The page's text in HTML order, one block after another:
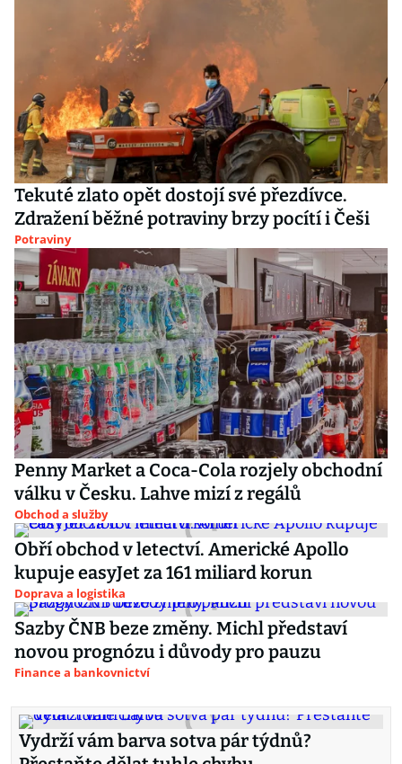
Tekuté zlato opět dostojí své přezdívce.
Zdražení běžné potraviny brzy pocítí i Češi
Potraviny
Penny Market a Coca-Cola rozjely obchodní
válku v Česku. Lahve mizí z regálů
Obchod a služby
Obří obchod v letectví. Americké Apollo
kupuje easyJet za 161 miliard korun
Doprava a logistika
Sazby ČNB beze změny. Michl představí
novou prognózu i důvody pro pauzu
Finance a bankovnictví
Vydrží vám barva sotva pár týdnů?